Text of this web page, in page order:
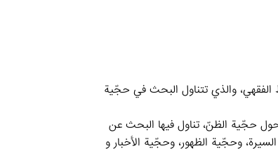
الفقهي، والذي تتناول البحث في حجّية
حجّية الظنّ، تناول فيها البحث عن
وحجّية الظهور، وحجّية الأخبار و